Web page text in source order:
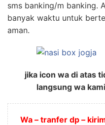
sms banking/m banking.
banyak waktu untuk
aman.
jika icon wa di atas
langsung wa
Wa – tranfer dp –